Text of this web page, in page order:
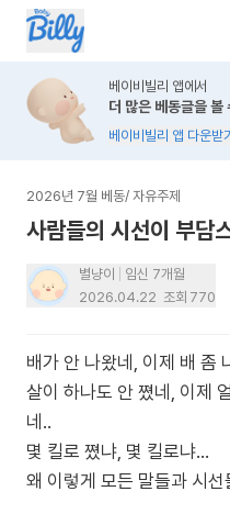
베이비빌리 앱에서
더 많은 베동글을 볼
베이비빌리 앱 다운받기
2026년 7월 베동/ 자유주제
사람들의 시선이 부담
별냥이
임신 7개월
2026.04.22 조회 770
배가 안 나왔네, 이제 배 좀
살이 하나도 안 쪘네, 이제
네..
몇 킬로 쪘냐, 몇 킬로냐...
왜 이렇게 모든 말들과 시